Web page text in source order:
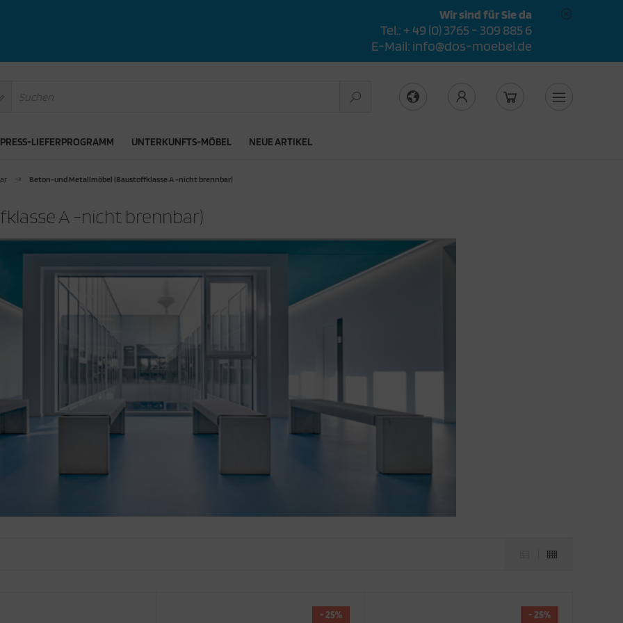
Wir sind für Sie da
Tel.: + 49 (0) 3765 - 309 885 6
E-Mail: info@dos-moebel.de
LIEFERPROGRAMM UNTERKUNFTS-MÖBEL NEUE ARTIKEL
Beton-und Metallmöbel (Baustoffklasse A -nicht brennbar)
A -nicht brennbar)
- 25% - 25%